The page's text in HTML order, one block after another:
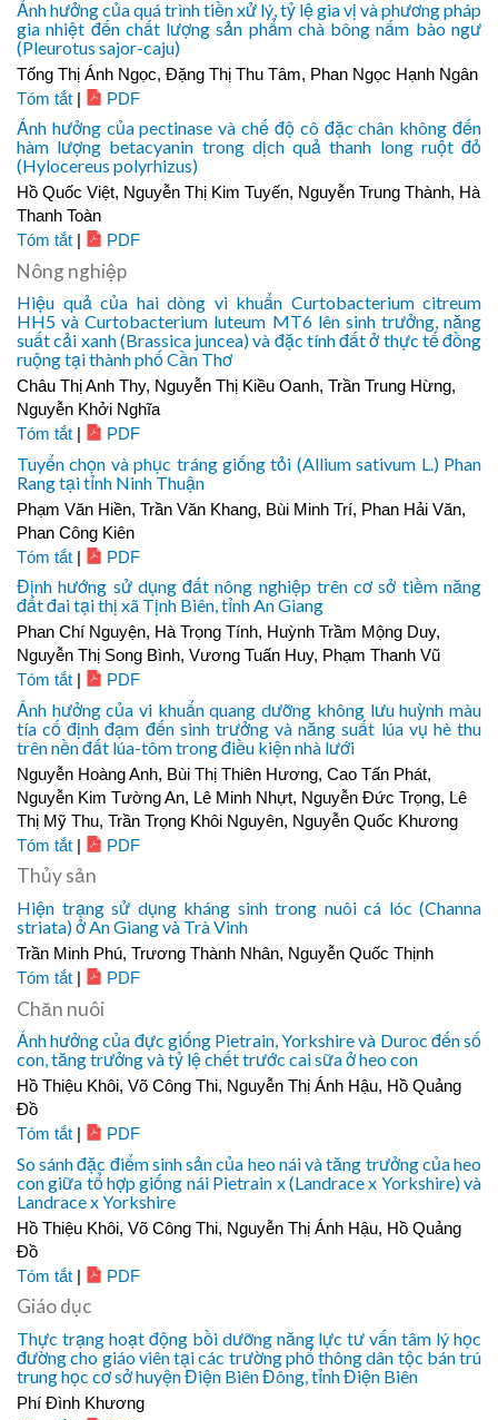
Ảnh hưởng của quá trình tiền xử lý, tỷ lệ gia vị và phương pháp
gia nhiệt đến chất lượng sản phẩm chà bông nấm bào ngư
(Pleurotus sajor-caju)
Tống Thị Ánh Ngọc, Đặng Thị Thu Tâm, Phan Ngọc Hạnh Ngân
Tóm tắt | PDF
Ảnh hưởng của pectinase và chế độ cô đặc chân không đến
hàm lượng betacyanin trong dịch quả thanh long ruột đỏ
(Hylocereus polyrhizus)
Hồ Quốc Việt, Nguyễn Thị Kim Tuyến, Nguyễn Trung Thành, Hà
Thanh Toàn
Tóm tắt | PDF
Nông nghiệp
Hiệu quả của hai dòng vi khuẩn Curtobacterium citreum
HH5 và Curtobacterium luteum MT6 lên sinh trưởng, năng
suất cải xanh (Brassica juncea) và đặc tính đất ở thực tế đồng
ruộng tại thành phố Cần Thơ
Châu Thị Anh Thy, Nguyễn Thị Kiều Oanh, Trần Trung Hừng,
Nguyễn Khởi Nghĩa
Tóm tắt | PDF
Tuyển chọn và phục tráng giống tỏi (Allium sativum L.) Phan
Rang tại tỉnh Ninh Thuận
Phạm Văn Hiền, Trần Văn Khang, Bùi Minh Trí, Phan Hải Văn,
Phan Công Kiên
Tóm tắt | PDF
Định hướng sử dụng đất nông nghiệp trên cơ sở tiềm năng
đất đai tại thị xã Tịnh Biên, tỉnh An Giang
Phan Chí Nguyện, Hà Trọng Tính, Huỳnh Trầm Mộng Duy,
Nguyễn Thị Song Bình, Vương Tuấn Huy, Phạm Thanh Vũ
Tóm tắt | PDF
Ảnh hưởng của vi khuẩn quang dưỡng không lưu huỳnh màu
tía cố định đạm đến sinh trưởng và năng suất lúa vụ hè thu
trên nền đất lúa-tôm trong điều kiện nhà lưới
Nguyễn Hoàng Anh, Bùi Thị Thiên Hương, Cao Tấn Phát,
Nguyễn Kim Tường An, Lê Minh Nhựt, Nguyễn Đức Trọng, Lê
Thị Mỹ Thu, Trần Trọng Khôi Nguyên, Nguyễn Quốc Khương
Tóm tắt | PDF
Thủy sản
Hiện trạng sử dụng kháng sinh trong nuôi cá lóc (Channa
striata) ở An Giang và Trà Vinh
Trần Minh Phú, Trương Thành Nhân, Nguyễn Quốc Thịnh
Tóm tắt | PDF
Chăn nuôi
Ảnh hưởng của đực giống Pietrain, Yorkshire và Duroc đến số
con, tăng trưởng và tỷ lệ chết trước cai sữa ở heo con
Hồ Thiệu Khôi, Võ Công Thi, Nguyễn Thị Ánh Hậu, Hồ Quảng
Đồ
Tóm tắt | PDF
So sánh đặc điểm sinh sản của heo nái và tăng trưởng của heo
con giữa tổ hợp giống nái Pietrain x (Landrace x Yorkshire) và
Landrace x Yorkshire
Hồ Thiệu Khôi, Võ Công Thi, Nguyễn Thị Ánh Hậu, Hồ Quảng
Đồ
Tóm tắt | PDF
Giáo dục
Thực trạng hoạt động bồi dưỡng năng lực tư vấn tâm lý học
đường cho giáo viên tại các trường phổ thông dân tộc bán trú
trung học cơ sở huyện Điện Biên Đông, tỉnh Điện Biên
Phí Đình Khương